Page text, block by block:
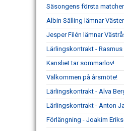
Säsongens första
Albin Sälling lämnar
Jesper Filén lämnar
Lärlingskontrakt - Rasmus
Kansliet tar sommarlov!
Välkommen på årsmöte!
Lärlingskontrakt - Alva
Lärlingskontrakt - Anton
Förlängning - Joakim